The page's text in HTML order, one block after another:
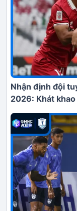
Nhận định đội
2026: Khát